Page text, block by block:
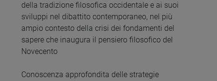
della tradizione filosofica occidentale e ai suoi
sviluppi nel dibattito contemporaneo, nel più
ampio contesto della crisi dei fondamenti del
sapere che inaugura il pensiero filosofico del
Novecento
Conoscenza approfondita delle strategie